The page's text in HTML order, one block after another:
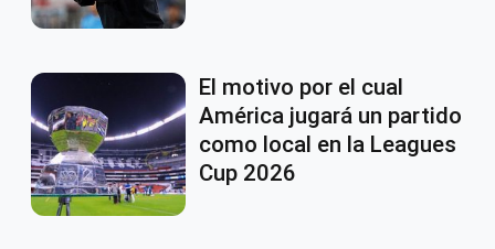
El motivo por el cual
América jugará un partido
como local en la Leagues
Cup 2026